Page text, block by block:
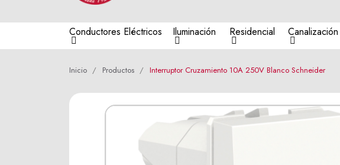
Conductores Eléctricos Iluminación Residencial Canalización
Inicio Productos Interruptor Cruzamiento 10A 250V Blanco Schneider